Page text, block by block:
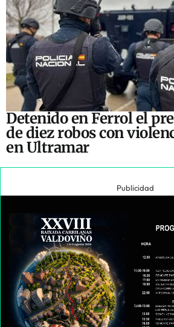
Detenido en Ferrol el
de diez robos con
en Ultramar
Publicidad